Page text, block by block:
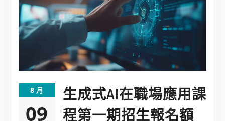
8 月
09
生成式AI在職場應用課
程第一期招生報名額